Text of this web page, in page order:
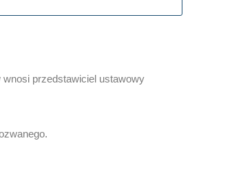
przedstawiciel ustawowy